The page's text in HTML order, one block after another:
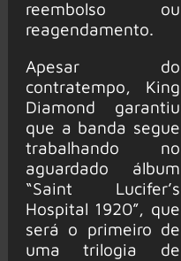
reembolso ou
reagendamento.
Apesar do
contratempo, King
Diamond garantiu
que a banda segue
trabalhando no
aguardado álbum
“Saint Lucifer’s
Hospital 1920”, que
será o primeiro de
uma trilogia de